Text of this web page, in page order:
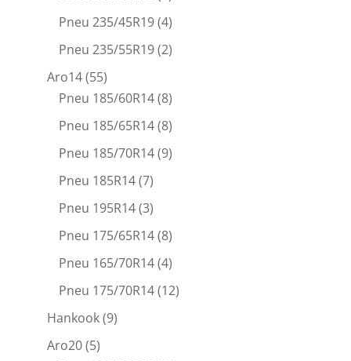
Pneu 235/45R19(4)
Pneu 235/55R19(2)
Aro14(55)
Pneu 185/60R14(8)
Pneu 185/65R14(8)
Pneu 185/70R14(9)
Pneu 185R14(7)
Pneu 195R14(3)
Pneu 175/65R14(8)
Pneu 165/70R14(4)
Pneu 175/70R14(12)
Hankook(9)
Aro20(5)